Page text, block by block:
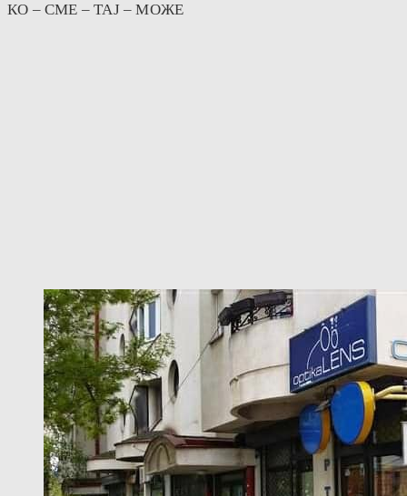
КО – СМЕ – ТАЈ – МОЖЕ